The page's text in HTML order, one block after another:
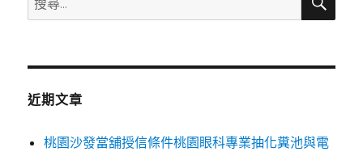
尋
鍵
近期文章
桃園沙發當舖授信條件桃園眼科專業抽化糞池與電